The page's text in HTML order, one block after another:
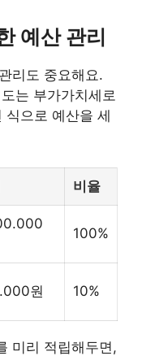
예산 관리
리도 중요해요.
는 부가가치세로
으로 예산을 세
비율
100%
원 10%
미리 적립해두면,